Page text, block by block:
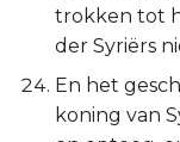
trokken tot
der Syriërs
En het
koning van